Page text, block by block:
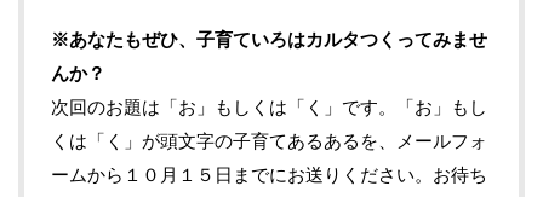
※あなたもぜひ、子育ていろはカルタつくってみませ
んか？
次回のお題は「お」もしくは「く」です。「お」もし
くは「く」が頭文字の子育てあるあるを、メールフォ
ームから１０月１５日までにお送りください。お待ち